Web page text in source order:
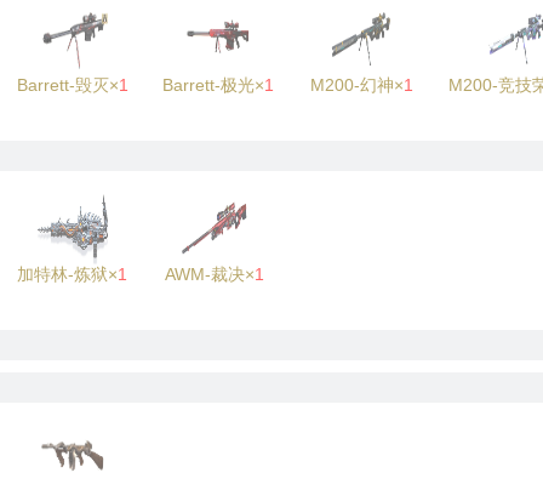
Barrett-毁灭×1 Barrett-极光×1 M200-幻神×1 M200-竞技
加特林-炼狱×1 AWM-裁决×1